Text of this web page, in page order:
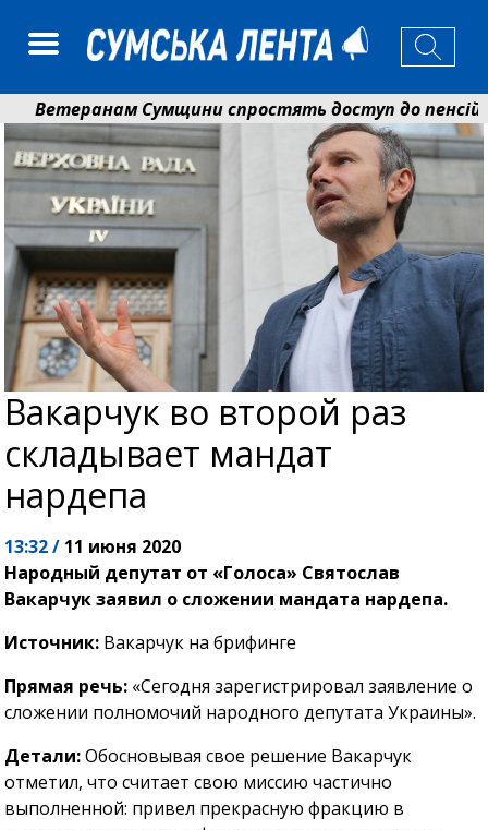
Ветеранам Сумщини спростять доступ до пенсій і
Романько розширює програму відпочинку дітей із
Вакарчук во второй раз
складывает мандат
нардепа
13:32 / 11 июня 2020
Народный депутат от «Голоса» Святослав
Вакарчук заявил о сложении мандата нардепа.
Источник: Вакарчук на брифинге
Прямая речь: «Сегодня зарегистрировал заявление о
сложении полномочий народного депутата Украины».
Детали:Обосновывая свое решение Вакарчук
отметил, что считает свою миссию частично
выполненной: привел прекрасную фракцию в